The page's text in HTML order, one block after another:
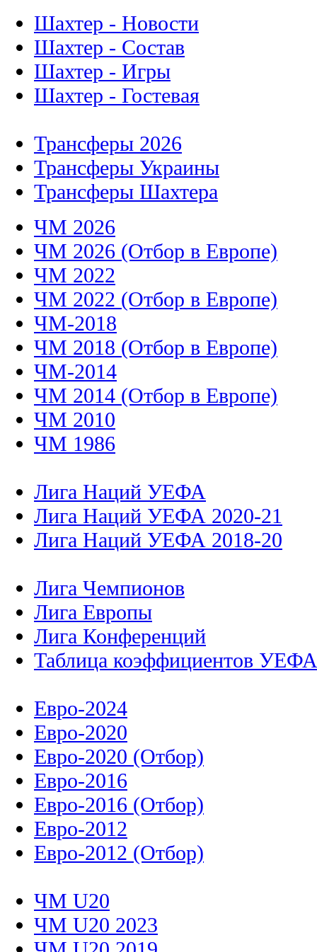
Шахтер - Новости
Шахтер - Состав
Шахтер - Игры
Шахтер - Гостевая
Трансферы 2026
Трансферы Украины
Трансферы Шахтера
ЧМ 2026
ЧМ 2026 (Отбор в Европе)
ЧМ 2022
ЧМ 2022 (Отбор в Европе)
ЧМ-2018
ЧМ 2018 (Отбор в Европе)
ЧМ-2014
ЧМ 2014 (Отбор в Европе)
ЧМ 2010
ЧМ 1986
Лига Наций УЕФА
Лига Наций УЕФА 2020-21
Лига Наций УЕФА 2018-20
Лига Чемпионов
Лига Европы
Лига Конференций
Таблица коэффициентов УЕФА
Евро-2024
Евро-2020
Евро-2020 (Отбор)
Евро-2016
Евро-2016 (Отбор)
Евро-2012
Евро-2012 (Отбор)
ЧМ U20
ЧМ U20 2023